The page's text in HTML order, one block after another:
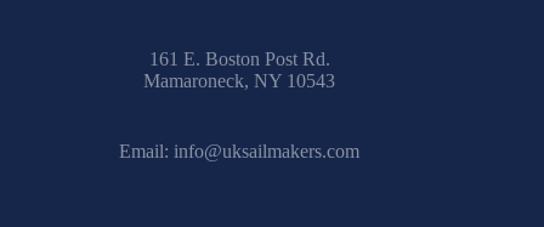
161 E. Boston Post Rd.
Mamaroneck, NY 10543
Email: info@uksailmakers.com